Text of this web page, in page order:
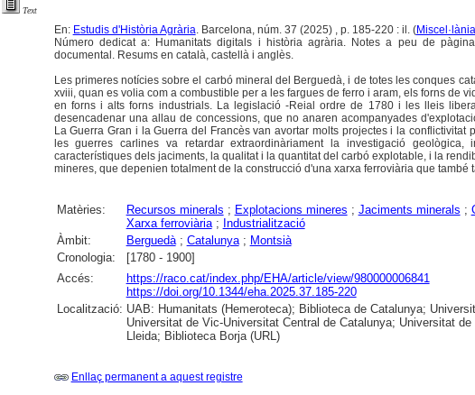
Text
En: Estudis d'Història Agrària. Barcelona, núm. 37 (2025) , p. 185-220 : il. (Miscel·lània
Número dedicat a: Humanitats digitals i història agrària. Notes a peu de
documental. Resums en català, castellà i anglès.
Les primeres notícies sobre el carbó mineral del Berguedà, i de totes les conques
xviii, quan es volia com a combustible per a les fargues de ferro i aram, els forns de
en forns i alts forns industrials. La legislació -Reial ordre de 1780 i les lleis
desencadenar una allau de concessions, que no anaren acompanyades
La Guerra Gran i la Guerra del Francès van avortar molts projectes i la conflictivitat
les guerres carlines va retardar extraordinàriament la investigació geològica,
característiques dels jaciments, la qualitat i la quantitat del carbó explotable, i la
mineres, que depenien totalment de la construcció d'una xarxa ferroviària que també
Matèries: Recursos minerals ; Explotacions mineres ; Jaciments minerals ;
Xarxa ferroviària; Industrialització
Àmbit:
Berguedà; Catalunya; Montsià
Cronologia:
[1780 - 1900]
Accés:
https://raco.cat/index.php/EHA/article/view/980000006841
https://doi.org/10.1344/eha.2025.37.185-220
Localització: UAB: Humanitats (Hemeroteca); Biblioteca de Catalunya;
Universitat de Vic-Universitat Central de Catalunya; Universitat
Lleida; Biblioteca Borja (URL)
Enllaç permanent a aquest registre